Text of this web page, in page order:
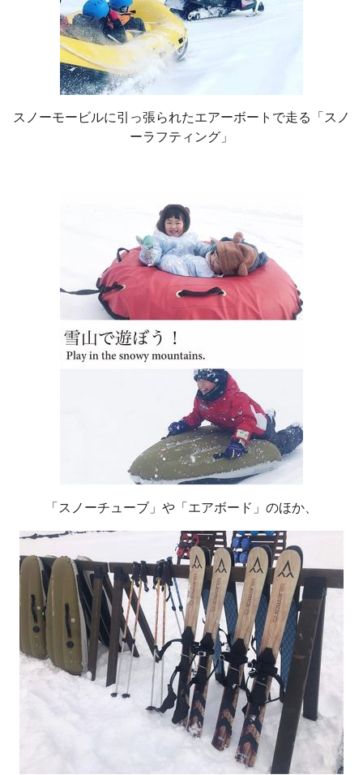
スノーモービルに引っ張られたエアーボートで走る「スノ
ーラフティング」
「スノーチューブ」や「エアボード」のほか、